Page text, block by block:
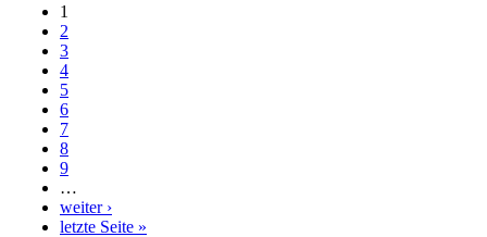
Seiten
1
2
3
4
5
6
7
8
9
…
weiter ›
letzte Seite »